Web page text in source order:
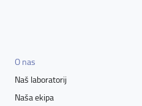
O nas
Naš laboratorij
Naša ekipa